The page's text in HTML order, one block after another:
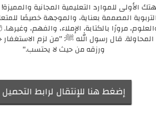
التربوية المصممة بعناية، والموجهة خصيصًا
مرورًا بالكتابة، الإملاء، والفهم،
المحاولة. قال رسول الله ﷺ: "من لزم
ورزقه من حيث لا يحتسب."
إضغط هنا للإنتقال لرابط التحميل